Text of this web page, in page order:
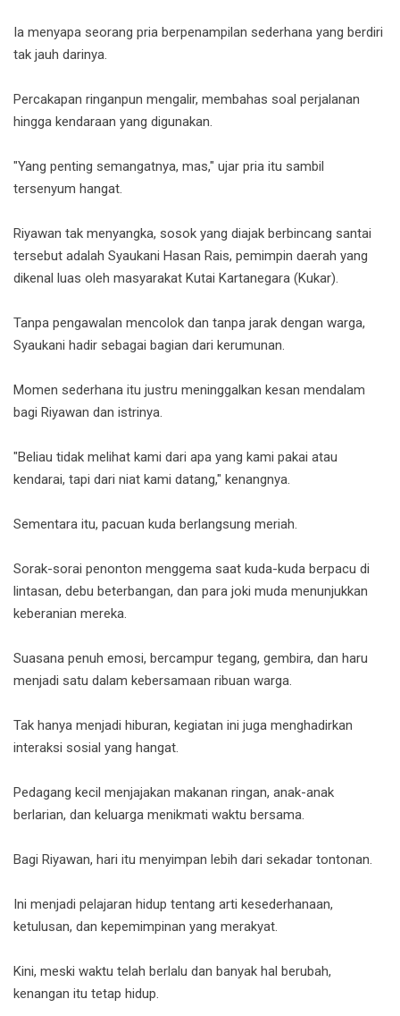
Ia menyapa seorang pria berpenampilan sederhana yang berdiri
tak jauh darinya.
Percakapan ringanpun mengalir, membahas soal perjalanan
hingga kendaraan yang digunakan.
"Yang penting semangatnya, mas," ujar pria itu sambil
tersenyum hangat.
Riyawan tak menyangka, sosok yang diajak berbincang santai
tersebut adalah Syaukani Hasan Rais, pemimpin daerah yang
dikenal luas oleh masyarakat Kutai Kartanegara (Kukar).
Tanpa pengawalan mencolok dan tanpa jarak dengan warga,
Syaukani hadir sebagai bagian dari kerumunan.
Momen sederhana itu justru meninggalkan kesan mendalam
bagi Riyawan dan istrinya.
"Beliau tidak melihat kami dari apa yang kami pakai atau
kendarai, tapi dari niat kami datang," kenangnya.
Sementara itu, pacuan kuda berlangsung meriah.
Sorak-sorai penonton menggema saat kuda-kuda berpacu di
lintasan, debu beterbangan, dan para joki muda menunjukkan
keberanian mereka.
Suasana penuh emosi, bercampur tegang, gembira, dan haru
menjadi satu dalam kebersamaan ribuan warga.
Tak hanya menjadi hiburan, kegiatan ini juga menghadirkan
interaksi sosial yang hangat.
Pedagang kecil menjajakan makanan ringan, anak-anak
berlarian, dan keluarga menikmati waktu bersama.
Bagi Riyawan, hari itu menyimpan lebih dari sekadar tontonan.
Ini menjadi pelajaran hidup tentang arti kesederhanaan,
ketulusan, dan kepemimpinan yang merakyat.
Kini, meski waktu telah berlalu dan banyak hal berubah,
kenangan itu tetap hidup.